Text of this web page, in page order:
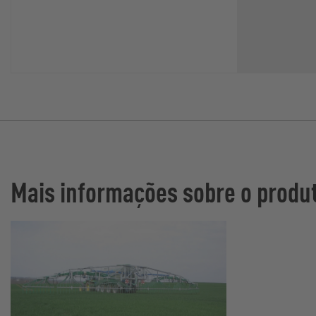
Mais informações sobre o